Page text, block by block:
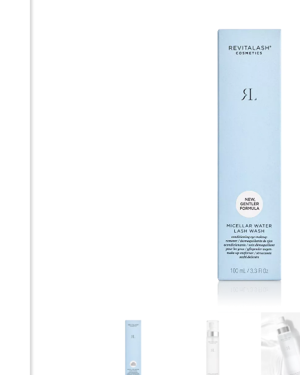
ЗНЯТТЯ